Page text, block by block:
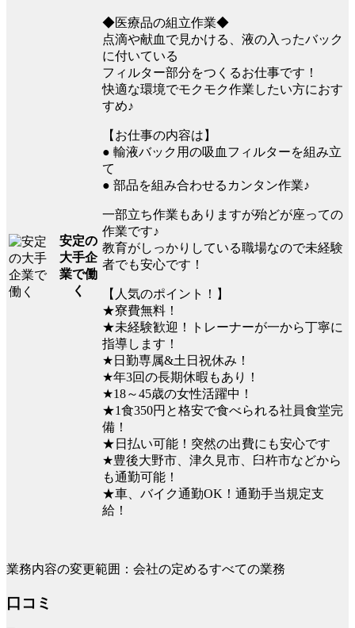
安定の
大手企
業で働
く
◆医療品の組立作業◆
点滴や献血で見かける、液の入ったバック
に付いている
フィルター部分をつくるお仕事です！
快適な環境でモクモク作業したい方におす
すめ♪
【お仕事の内容は】
● 輸液バック用の吸血フィルターを組み立
て
● 部品を組み合わせるカンタン作業♪
一部立ち作業もありますが殆どが座っての
作業です♪
教育がしっかりしている職場なので未経験
者でも安心です！
【人気のポイント！】
★寮費無料！
★未経験歓迎！トレーナーが一から丁寧に
指導します！
★日勤専属&土日祝休み！
★年3回の長期休暇もあり！
★18～45歳の女性活躍中！
★1食350円と格安で食べられる社員食堂完
備！
★日払い可能！突然の出費にも安心です
★豊後大野市、津久見市、臼杵市などから
も通勤可能！
★車、バイク通勤OK！通勤手当規定支
給！
業務内容の変更範囲：会社の定めるすべての業務
口コミ